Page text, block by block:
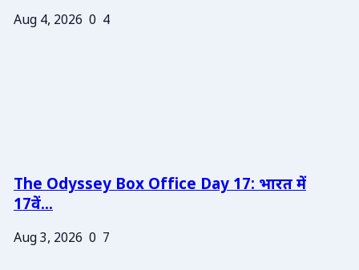
Aug 4, 2026 0 4
The Odyssey Box Office Day 17: भारत में
17वें...
Aug 3, 2026 0 7